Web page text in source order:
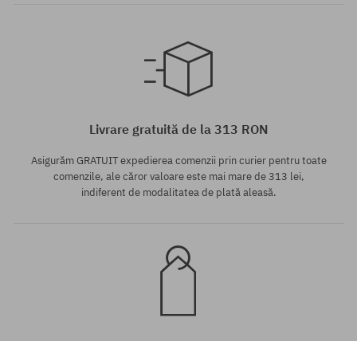
Livrare gratuită de la 313 RON
Asigurăm GRATUIT expedierea comenzii prin curier pentru toate
comenzile, ale căror valoare este mai mare de 313 lei,
indiferent de modalitatea de plată aleasă.